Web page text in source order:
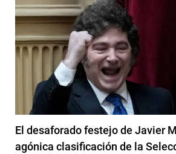
El desaforado festejo de Javier
agónica clasificación de la